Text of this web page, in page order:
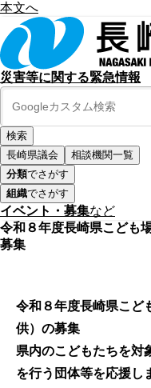
本文へ
災害等に関する緊急情報
長崎県議会
相談機関一覧
分類でさがす
組織でさがす
イベント・募集など
令和８年度長崎県こども
募集
令和８年度長崎県こど
供）の募集
県内のこどもたちを対
を行う団体等を応援し